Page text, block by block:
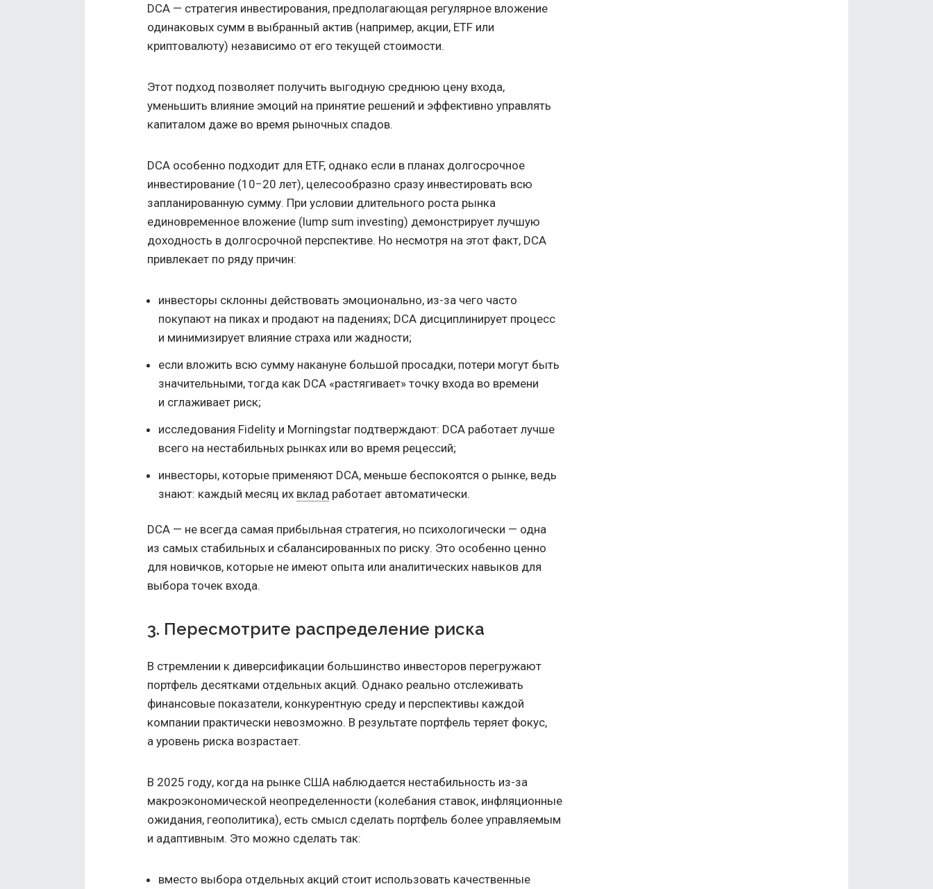
DCA — стратегия инвестирования, предполагающая регулярное вложение
одинаковых сумм в выбранный актив (например, акции, ETF или
криптовалюту) независимо от его текущей стоимости.
Этот подход позволяет получить выгодную среднюю цену входа,
уменьшить влияние эмоций на принятие решений и эффективно управлять
капиталом даже во время рыночных спадов.
DCA особенно подходит для ETF, однако если в планах долгосрочное
инвестирование (10−20 лет), целесообразно сразу инвестировать всю
запланированную сумму. При условии длительного роста рынка
единовременное вложение (lump sum investing) демонстрирует лучшую
доходность в долгосрочной перспективе. Но несмотря на этот факт, DCA
привлекает по ряду причин:
инвесторы склонны действовать эмоционально, из-за чего часто
покупают на пиках и продают на падениях; DCA дисциплинирует процесс
и минимизирует влияние страха или жадности;
если вложить всю сумму накануне большой просадки, потери могут быть
значительными, тогда как DCA «растягивает» точку входа во времени
и сглаживает риск;
исследования Fidelity и Morningstar подтверждают: DCA работает лучше
всего на нестабильных рынках или во время рецессий;
инвесторы, которые применяют DCA, меньше беспокоятся о рынке, ведь
знают: каждый месяц их вклад работает автоматически.
DCA — не всегда самая прибыльная стратегия, но психологически — одна
из самых стабильных и сбалансированных по риску. Это особенно ценно
для новичков, которые не имеют опыта или аналитических навыков для
выбора точек входа.
3. Пересмотрите распределение риска
В стремлении к диверсификации большинство инвесторов перегружают
портфель десятками отдельных акций. Однако реально отслеживать
финансовые показатели, конкурентную среду и перспективы каждой
компании практически невозможно. В результате портфель теряет фокус,
а уровень риска возрастает.
В 2025 году, когда на рынке США наблюдается нестабильность из-за
макроэкономической неопределенности (колебания ставок, инфляционные
ожидания, геополитика), есть смысл сделать портфель более управляемым
и адаптивным. Это можно сделать так:
вместо выбора отдельных акций стоит использовать качественные